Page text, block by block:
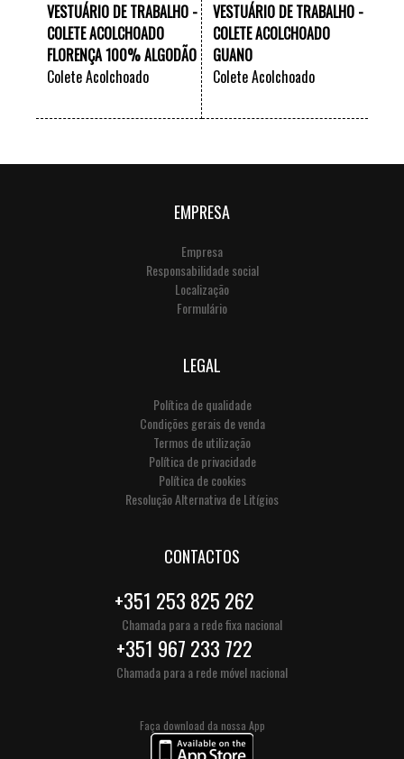
VESTUÁRIO DE TRABALHO -
COLETE ACOLCHOADO
FLORENÇA 100% ALGODÃO
Colete Acolchoado
algodão
VESTUÁRIO DE TRABALHO -
COLETE ACOLCHOADO
GUANO
Colete Acolchoado
EMPRESA
Empresa
Responsabilidade social
Localização
Formulário
LEGAL
Política de qualidade
Condições gerais de venda
Termos de utilização
Política de privacidade
Política de cookies
Resolução Alternativa de Litígios
CONTACTOS
+351 253 825 262
Chamada para a rede fixa nacional
+351 967 233 722
Chamada para a rede móvel nacional
Faça download da nossa App